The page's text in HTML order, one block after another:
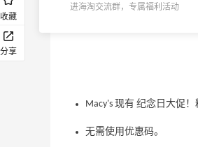
Macy's 现有 纪念日大促
无需使用优惠码。
收藏
分享
进海淘交流群，专属福利活动